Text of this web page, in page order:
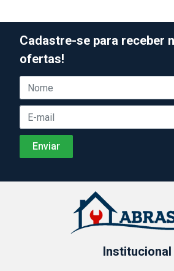
Cadastre-se para receber
ofertas!
Institucional